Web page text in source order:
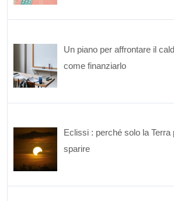
Un piano per affrontare il
come finanziarlo
Eclissi : perché solo la Terra
sparire